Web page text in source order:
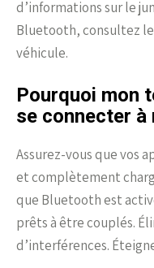
d’informations sur le
Bluetooth, consultez
véhicule.
Pourquoi mon
se connecter à
Assurez-vous que vos
et complètement
que Bluetooth est
prêts à être couplés.
d’interférences.